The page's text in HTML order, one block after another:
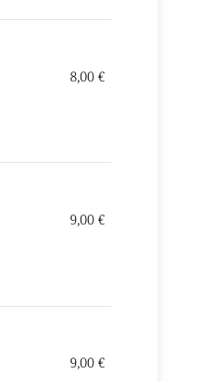
8,00 €
9,00 €
9,00 €